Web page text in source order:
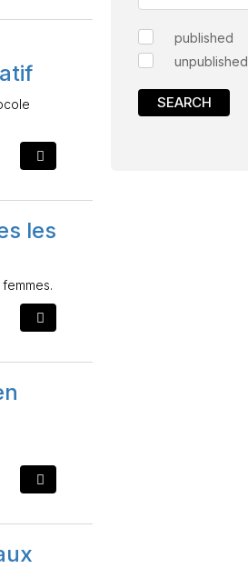
les
published
unpublished
SEARCH